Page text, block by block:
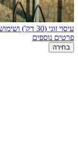
עיסוי זוגי (30 דק') ושימוש במתקנים
פרטים נוספים
בחירה